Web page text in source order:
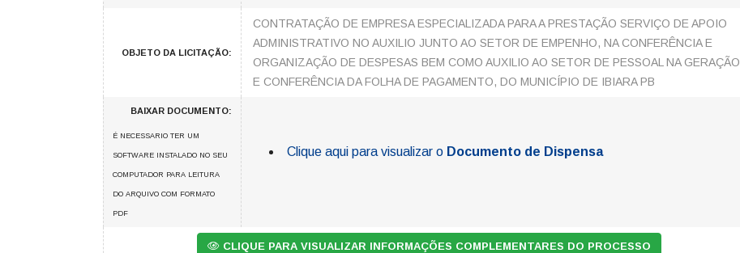
OBJETO DA LICITAÇÃO:
CONTRATAÇÃO DE EMPRESA ESPECIALIZADA PARA A PRESTAÇÃO SERVIÇO DE APOIO
ADMINISTRATIVO NO AUXILIO JUNTO AO SETOR DE EMPENHO, NA CONFERÊNCIA E
ORGANIZAÇÃO DE DESPESAS BEM COMO AUXILIO AO SETOR DE PESSOAL NA GERAÇÃO
E CONFERÊNCIA DA FOLHA DE PAGAMENTO, DO MUNICÍPIO DE IBIARA PB
BAIXAR DOCUMENTO:
É NECESSARIO TER UM
SOFTWARE INSTALADO NO SEU
COMPUTADOR PARA LEITURA
DO ARQUIVO COM FORMATO
PDF
Clique aqui para visualizar o Documento de Dispensa
CLIQUE PARA VISUALIZAR INFORMAÇÕES COMPLEMENTARES DO PROCESSO